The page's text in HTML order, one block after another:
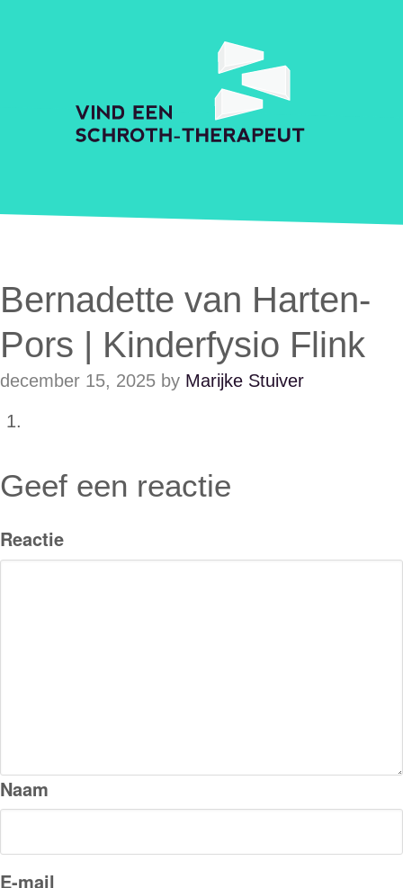
Bernadette van Harten-
Pors | Kinderfysio Flink
december 15, 2025 by Marijke Stuiver
Geef een reactie
Reactie
Naam
E-mail